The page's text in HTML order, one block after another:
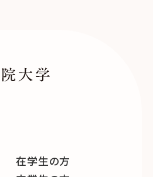
在学生の方